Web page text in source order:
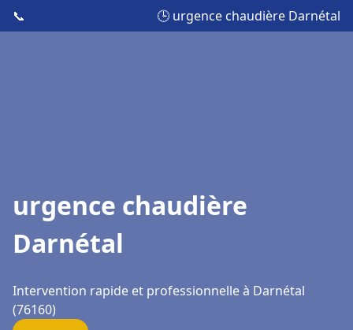
📞 🕒 urgence chaudière Darnétal
urgence chaudière
Darnétal
Intervention rapide et professionnelle à Darnétal
(76160)